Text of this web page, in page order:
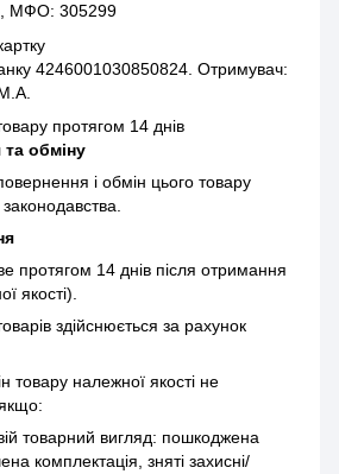
МФО: 305299
4246001030850824. Отримувач:
протягом 14 днів
обміну
і обмін цього товару
протягом 14 днів після отримання
якості).
здійснюється за рахунок
товару належної якості не
товарний вигляд: пошкоджена
комплектація, зняті захисні/